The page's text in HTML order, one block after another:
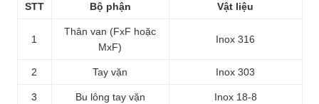
STT Bộ phận Vật liệu
1
Thân van (FxF hoặc
MxF)
Inox 316
2 Tay vặn Inox 303
3 Bu lông tay vặn Inox 18-8